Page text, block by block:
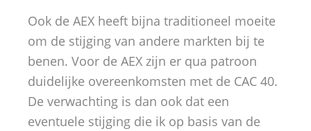
Ook de AEX heeft bijna traditioneel moeite
om de stijging van andere markten bij te
benen. Voor de AEX zijn er qua patroon
duidelijke overeenkomsten met de CAC 40.
De verwachting is dan ook dat een
eventuele stijging die ik op basis van de